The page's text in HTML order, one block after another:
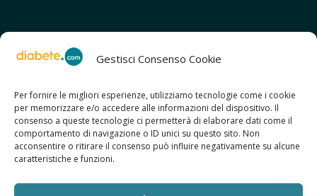
Gestisci Consenso Cookie
Per fornire le migliori esperienze, utilizziamo tecnologie come i cookie
per memorizzare e/o accedere alle informazioni del dispositivo. Il
consenso a queste tecnologie ci permetterà di elaborare dati come il
comportamento di navigazione o ID unici su questo sito. Non
acconsentire o ritirare il consenso può influire negativamente su alcune
caratteristiche e funzioni.
SCOPRI ANCHE:
> ilmiodiabete.com
> casadiabete.it
> digitaldiabetes.srl
> obesitalia.com